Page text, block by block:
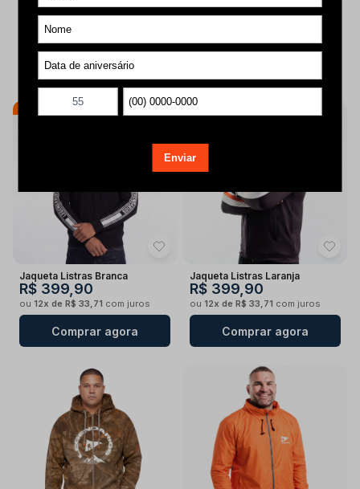
R$ 499,90
Comprar agora
Edição Limitada
Jaqueta Listras Branca
R$ 399,90
ou 12x de R$ 33,71 com juros
Comprar agora
Edição Limitada
Jaqueta Listras Laranja
R$ 399,90
ou 12x de R$ 33,71 com juros
Comprar agora